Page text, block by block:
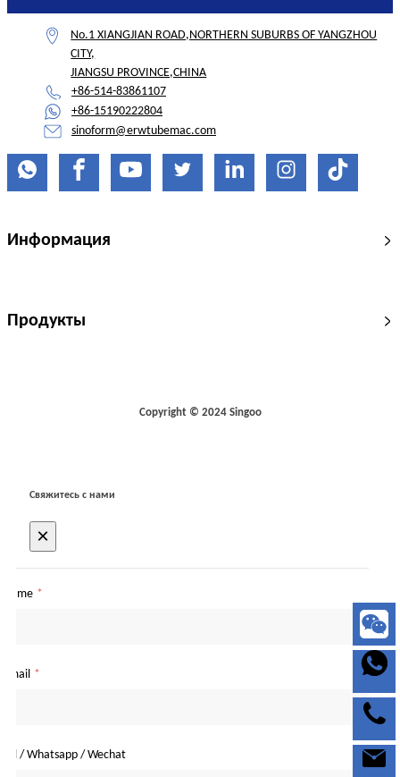
No.1 XIANGJIAN ROAD,NORTHERN SUBURBS OF YANGZHOU
CITY,
JIANGSU PROVINCE,CHINA
+86-514-83861107
+86-15190222804
sinoform@erwtubemac.com
Информация
Продукты
Copyright © 2024 Singoo
Свяжитесь с нами
×
Name *
Email *
Tel / Whatsapp / Wechat